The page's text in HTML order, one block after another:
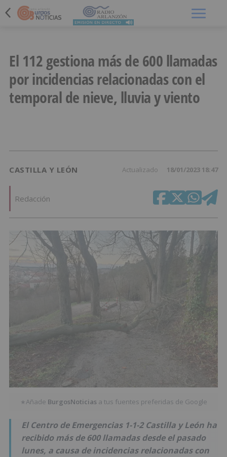
El 112 gestiona más de 600 llamadas
por incidencias relacionadas con el
temporal de nieve, lluvia y viento
CASTILLA Y LEÓN Actualizado 18/01/2023 18:47
Redacción
★Añade BurgosNoticias a tus fuentes preferidas de Google
El Centro de Emergencias 1-1-2 Castilla y León ha
recibido más de 600 llamadas desde el pasado
lunes, a causa de incidencias relacionadas con